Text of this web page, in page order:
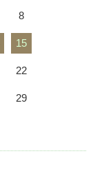
8
15
22
29